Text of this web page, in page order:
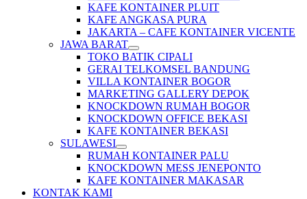
KAFE KONTAINER PLUIT
KAFE ANGKASA PURA
JAKARTA – CAFE KONTAINER VICENTE
JAWA BARAT
TOKO BATIK CIPALI
GERAI TELKOMSEL BANDUNG
VILLA KONTAINER BOGOR
MARKETING GALLERY DEPOK
KNOCKDOWN RUMAH BOGOR
KNOCKDOWN OFFICE BEKASI
KAFE KONTAINER BEKASI
SULAWESI
RUMAH KONTAINER PALU
KNOCKDOWN MESS JENEPONTO
KAFE KONTAINER MAKASAR
KONTAK KAMI